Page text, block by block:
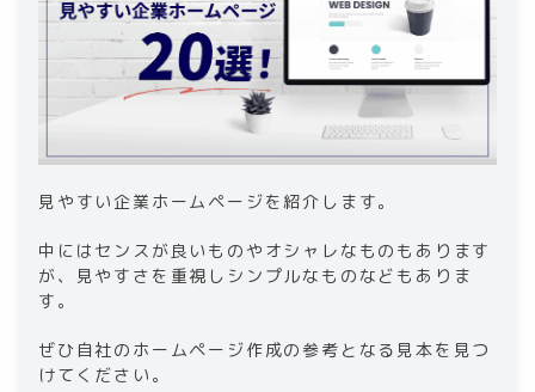
3-6 . 株式会社 グレート・ビーンズ
3-7. OKデザイン
3-8 .
株式会社リマープロ
株式会社ディーエーオー
3-10. GiveDesign
3-13. 株式会社ビジネスアシスト
3-14
株式会社セブンデザイン
くある質問
4-1. 見やすいホームページとはどういうもの
見やすい企業ホームページを紹介します。
中にはセンスが良いものやオシャレなものもあります
が、見やすさを重視しシンプルなものなどもありま
す。
ぜひ自社のホームページ作成の参考となる見本を見つ
けてください。